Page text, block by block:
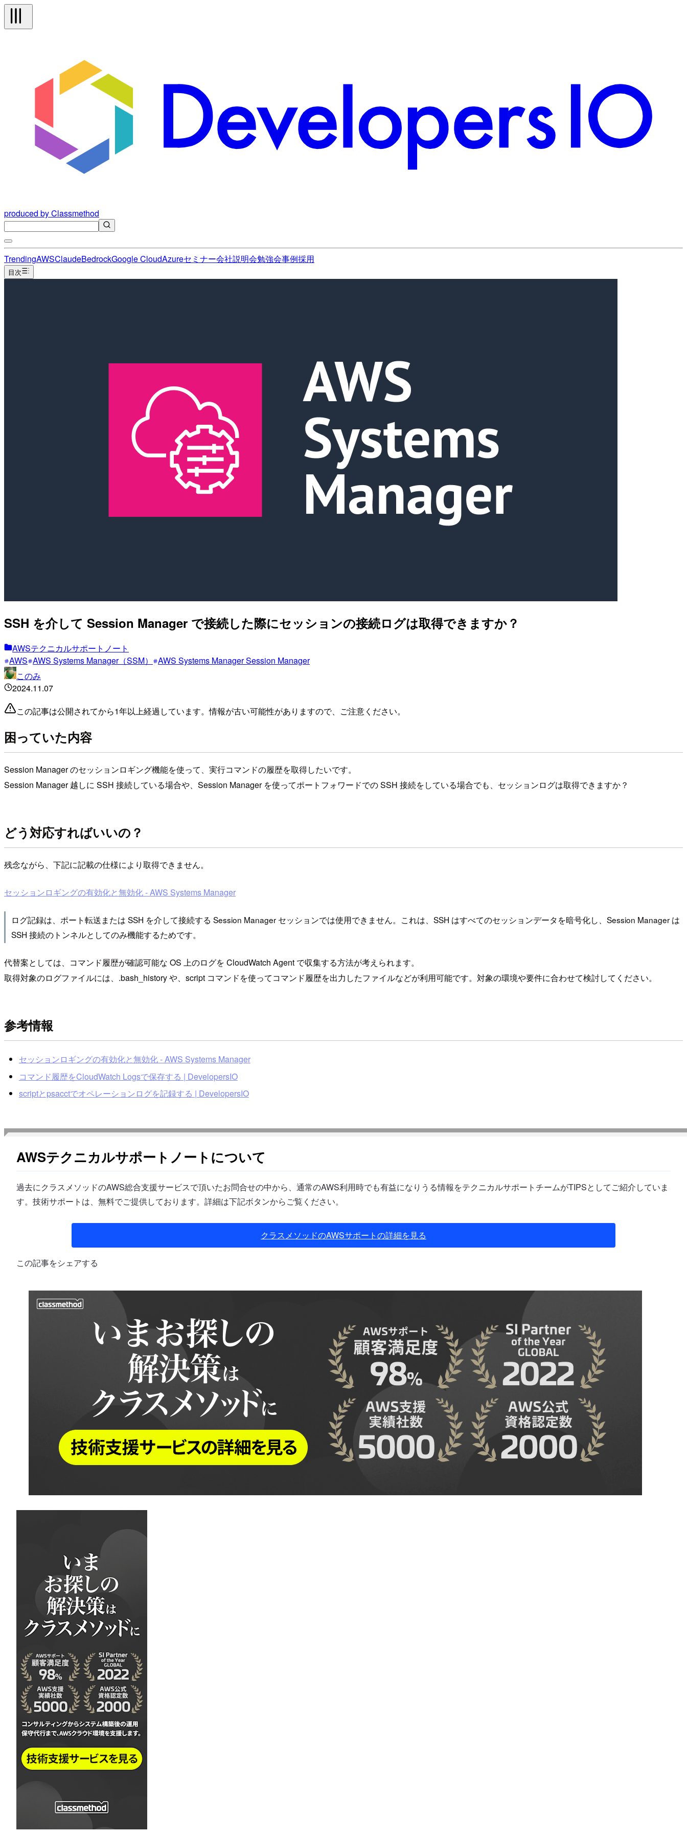
produced by Classmethod
TrendingAWSClaudeBedrockGoogle CloudAzureセミナー会社説明会勉強会事例採用
目次
SSH を介して Session Manager で接続した際にセッションの接続ログは取得できますか？
AWSテクニカルサポートノート
AWS AWS Systems Manager（SSM）
AWS Systems Manager Session Manager
このみ
2024.11.07
この記事は公開されてから1年以上経過しています。情報が古い可能性がありますので、ご注意ください。
困っていた内容
Session Manager のセッションロギング機能を使って、実行コマンドの履歴を取得したいです。
Session Manager 越しに SSH 接続している場合や、Session Manager を使ってポートフォワードでの SSH 接続をしている場合でも、セッションログは取得できますか？
どう対応すればいいの？
残念ながら、下記に記載の仕様により取得できません。
セッションロギングの有効化と無効化 - AWS Systems Manager
ログ記録は、ポート転送または SSH を介して接続する Session Manager セッションでは使用できません。これは、SSH はすべてのセッションデータを暗号化し、Session Manager は
SSH 接続のトンネルとしてのみ機能するためです。
代替案としては、コマンド履歴が確認可能な OS 上のログを CloudWatch Agent で収集する方法が考えられます。
取得対象のログファイルには、.bash_history や、script コマンドを使ってコマンド履歴を出力したファイルなどが利用可能です。対象の環境や要件に合わせて検討してください。
参考情報
セッションロギングの有効化と無効化 - AWS Systems Manager
コマンド履歴をCloudWatch Logsで保存する | DevelopersIO
scriptとpsacctでオペレーションログを記録する | DevelopersIO
AWSテクニカルサポートノートについて
過去にクラスメソッドのAWS総合支援サービスで頂いたお問合せの中から、通常のAWS利用時でも有益になりうる情報をテクニカルサポートチームがTIPSとしてご紹介していま
す。技術サポートは、無料でご提供しております。詳細は下記ボタンからご覧ください。
クラスメソッドのAWSサポートの詳細を見る
この記事をシェアする